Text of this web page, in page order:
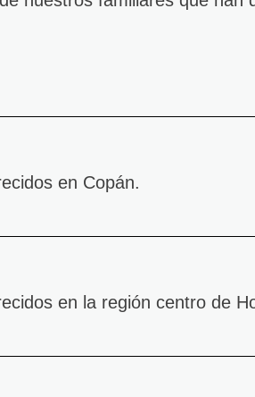
en Copán.
en la región centro de